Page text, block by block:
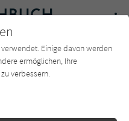
Charts Newsletter
Einige davon werden
ermöglichen, Ihre
verbessern.